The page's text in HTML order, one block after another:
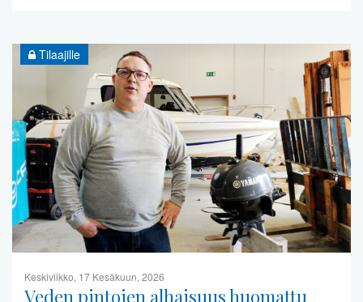
Tilaajille
Keskiviikko, 17 Kesäkuun, 2026
Veden pintojen alhaisuus huomattu